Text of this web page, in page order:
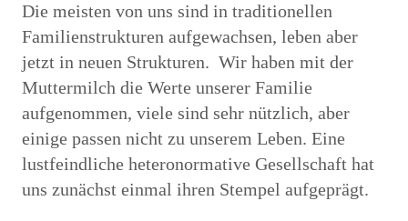
Die meisten von uns sind in traditionellen
Familienstrukturen aufgewachsen, leben aber
jetzt in neuen Strukturen. Wir haben mit der
Muttermilch die Werte unserer Familie
aufgenommen, viele sind sehr nützlich, aber
einige passen nicht zu unserem Leben. Eine
lustfeindliche heteronormative Gesellschaft hat
uns zunächst einmal ihren Stempel aufgeprägt.